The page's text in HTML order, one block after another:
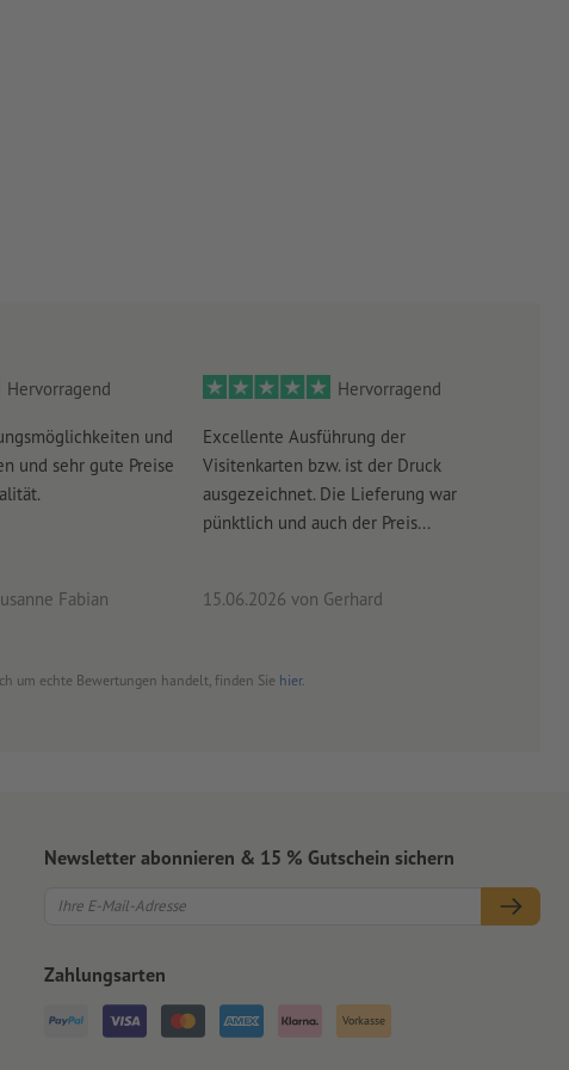
Hervorragend
und
und sehr gute Preise
Fabian
Hervorragend
Excellente Ausführung der
Visitenkarten bzw. ist der Druck
ausgezeichnet. Die Lieferung war
pünktlich und auch der Preis...
15.06.2026 von Gerhard
um echte Bewertungen handelt, finden Sie hier.
Newsletter abonnieren & 15 % Gutschein sichern
Zahlungsarten
Vorkasse